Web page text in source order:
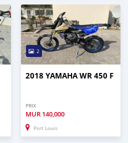
2
2018 YAMAHA WR 450 F
PRIX
MUR 140,000
Port Louis